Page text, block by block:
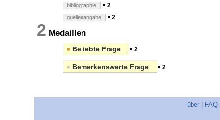
bibliographie × 2
quellenangabe × 2
2 Medaillen
● Beliebte Frage × 2
● Bemerkenswerte Frage × 2
über FAQ